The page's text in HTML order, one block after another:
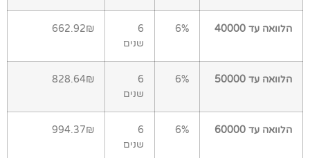
הלוואה עד 40000 6%
6
שנים
662.92₪
הלוואה עד 50000 6%
6
שנים
828.64₪
הלוואה עד 60000 6%
6
שנים
994.37₪